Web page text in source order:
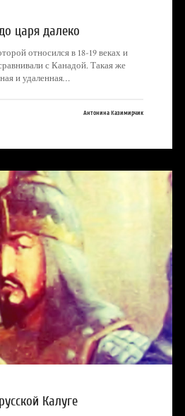
царя далеко
относился в 18-19 веках и
с Канадой. Такая же
и удаленная…
Антонина Казимирчик
Калуге